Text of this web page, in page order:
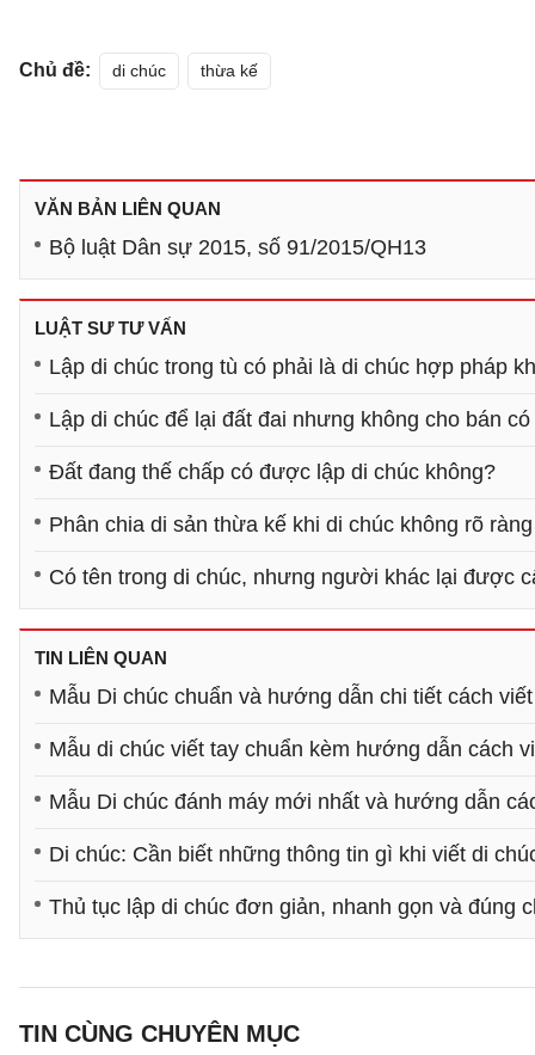
Chủ đề: di chúc thừa kế
VĂN BẢN LIÊN QUAN
Bộ luật Dân sự 2015, số 91/2015/QH13
LUẬT SƯ TƯ VẤN
Lập di chúc trong tù có phải là di chúc hợp pháp
Lập di chúc để lại đất đai nhưng không cho bán
Đất đang thế chấp có được lập di chúc không?
Phân chia di sản thừa kế khi di chúc không rõ ràng
Có tên trong di chúc, nhưng người khác lại được
TIN LIÊN QUAN
Mẫu Di chúc chuẩn và hướng dẫn chi tiết cách viết
Mẫu di chúc viết tay chuẩn kèm hướng dẫn cách
Mẫu Di chúc đánh máy mới nhất và hướng dẫn
Di chúc: Cần biết những thông tin gì khi viết di
Thủ tục lập di chúc đơn giản, nhanh gọn và đúng
TIN CÙNG CHUYÊN MỤC